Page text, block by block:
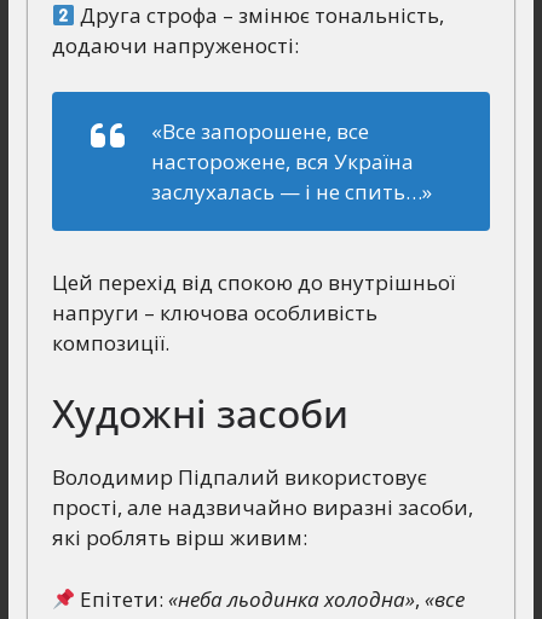
Друга строфа – змінює тональність,
додаючи напруженості:
«Все запорошене, все
насторожене, вся Україна
заслухалась — і не спить…»
Цей перехід від спокою до внутрішньої
напруги – ключова особливість
композиції.
Художні засоби
Володимир Підпалий використовує
прості, але надзвичайно виразні засоби,
які роблять вірш живим:
Епітети:«неба льодинка холодна»,«все